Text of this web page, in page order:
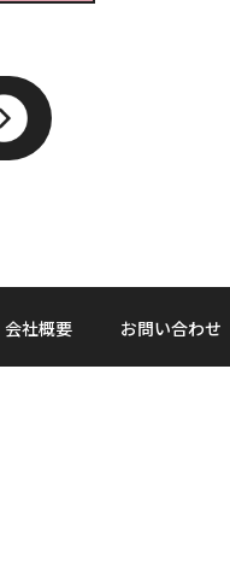
会社概要 お問い合わせ